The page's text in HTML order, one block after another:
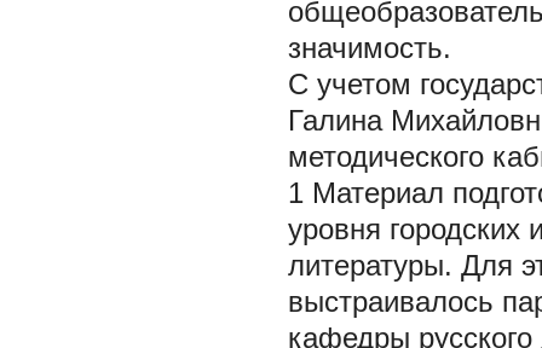
значимость.
С учетом
Галина
методического
1 Материал
уровня городских
литературы. Для
выстраивалось
кафедры русского